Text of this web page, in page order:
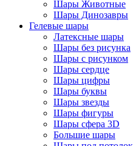
Шары Животные
Шары Динозавры
Гелевые шары
Латексные шары
Шары без рисунка
Шары с рисунком
Шары сердце
Шары цифры
Шары буквы
Шары звезды
Шары фигуры
Шары сфера 3D
Большие шары